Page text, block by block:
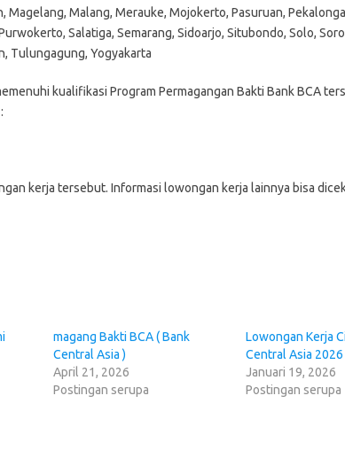
Magelang, Malang, Merauke, Mojokerto, Pasuruan,
Salatiga, Semarang, Sidoarjo, Situbondo, Solo,
Tulungagung, Yogyakarta
kualifikasi Program Permagangan Bakti Bank BCA
kerja tersebut. Informasi lowongan kerja lainnya bisa
magang Bakti BCA ( Bank
Central Asia )
April 21, 2026
Postingan serupa
Lowongan Kerja
Central Asia 2026
Januari 19, 2026
Postingan serupa